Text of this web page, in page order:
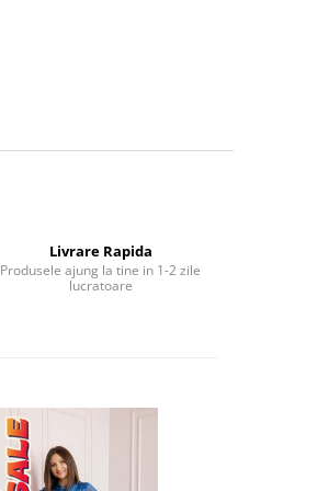
Livrare Rapida
Produsele ajung la tine in 1-2 zile
lucratoare